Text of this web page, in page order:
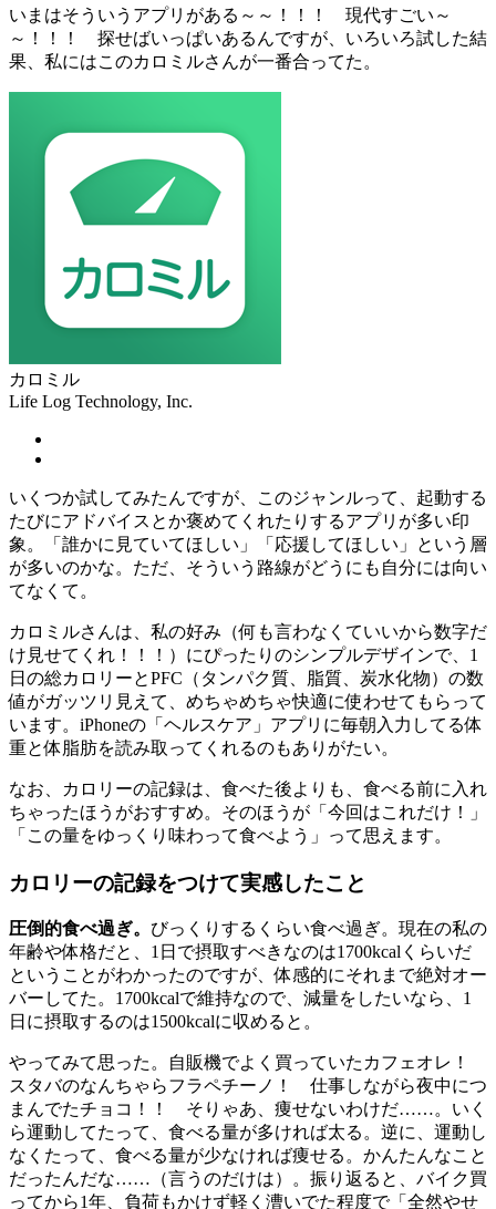
いまはそういうアプリがある～～！！！ 現代すごい～
～！！！ 探せばいっぱいあるんですが、いろいろ試した結
果、私にはこのカロミルさんが一番合ってた。
カロミル
Life Log Technology, Inc.
いくつか試してみたんですが、このジャンルって、起動する
たびにアドバイスとか褒めてくれたりするアプリが多い印
象。「誰かに見ていてほしい」「応援してほしい」という層
が多いのかな。ただ、そういう路線がどうにも自分には向い
てなくて。
カロミルさんは、私の好み（何も言わなくていいから数字だ
け見せてくれ！！！）にぴったりのシンプルデザインで、1
日の総カロリーとPFC（タンパク質、脂質、炭水化物）の数
値がガッツリ見えて、めちゃめちゃ快適に使わせてもらって
います。iPhoneの「ヘルスケア」アプリに毎朝入力してる体
重と体脂肪を読み取ってくれるのもありがたい。
なお、カロリーの記録は、食べた後よりも、食べる前に入れ
ちゃったほうがおすすめ。そのほうが「今回はこれだけ！」
「この量をゆっくり味わって食べよう」って思えます。
カロリーの記録をつけて実感したこと
圧倒的食べ過ぎ。 びっくりするくらい食べ過ぎ。現在の私の
年齢や体格だと、1日で摂取すべきなのは1700kcalくらいだ
ということがわかったのですが、体感的にそれまで絶対オー
バーしてた。1700kcalで維持なので、減量をしたいなら、1
日に摂取するのは1500kcalに収めると。
やってみて思った。自販機でよく買っていたカフェオレ！
スタバのなんちゃらフラペチーノ！ 仕事しながら夜中につ
まんでたチョコ！！ そりゃあ、痩せないわけだ……。いく
ら運動してたって、食べる量が多ければ太る。逆に、運動し
なくたって、食べる量が少なければ痩せる。かんたんなこと
だったんだな……（言うのだけは）。振り返ると、バイク買
ってから1年、負荷もかけず軽く漕いでた程度で「全然やせ